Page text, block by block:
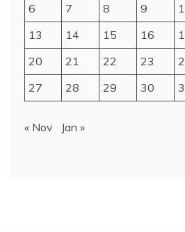
6
7 8 9
13
14 15 16
20
21 22 23
27
28 29 30
« Nov Jan »